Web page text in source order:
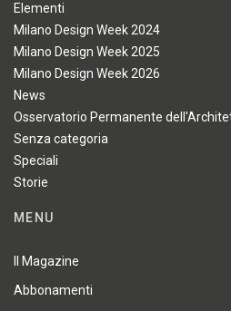
Elementi
Milano Design Week 2024
Milano Design Week 2025
Milano Design Week 2026
News
Osservatorio Permanente
Senza categoria
Speciali
Storie
MENU
Il Magazine
Abbonamenti